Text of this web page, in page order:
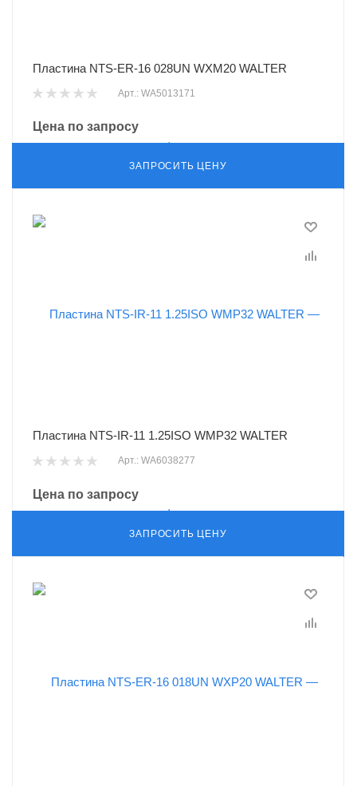
Пластина NTS-ER-16 028UN WXM20 WALTER
Арт.: WA5013171
Цена по запросу
ЗАПРОСИТЬ ЦЕНУ
Пластина NTS-IR-11 1.25ISO WMP32 WALTER
Арт.: WA6038277
Цена по запросу
ЗАПРОСИТЬ ЦЕНУ